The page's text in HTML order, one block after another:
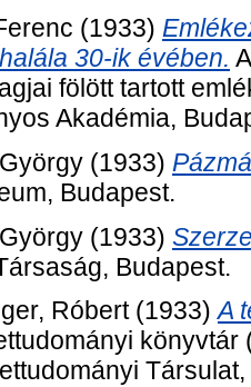
(1933)
30-ik évében.
fölött tartott
Akadémia,
(1933)
Budapest.
(1933)
Budapest.
Róbert(1933)A
könyvtár